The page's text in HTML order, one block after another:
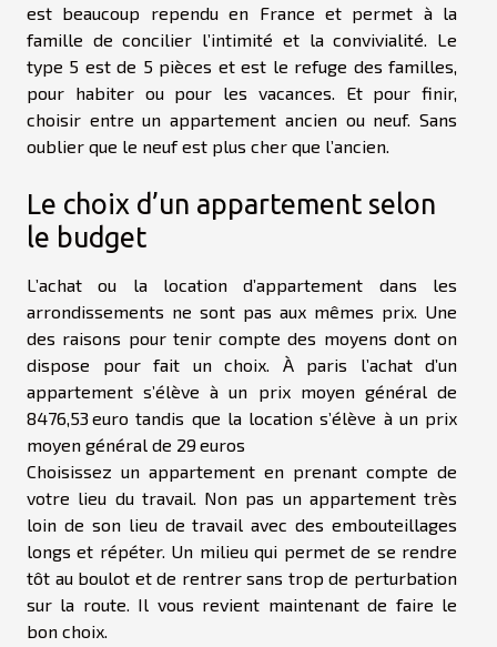
est beaucoup rependu en France et permet à la
famille de concilier l’intimité et la convivialité. Le
type 5 est de 5 pièces et est le refuge des familles,
pour habiter ou pour les vacances. Et pour finir,
choisir entre un appartement ancien ou neuf. Sans
oublier que le neuf est plus cher que l’ancien.
Le choix d’un appartement selon
le budget
L’achat ou la location d’appartement dans les
arrondissements ne sont pas aux mêmes prix. Une
des raisons pour tenir compte des moyens dont on
dispose pour fait un choix. À paris l’achat d’un
appartement s’élève à un prix moyen général de
8476,53 euro tandis que la location s’élève à un prix
moyen général de 29 euros
Choisissez un appartement en prenant compte de
votre lieu du travail. Non pas un appartement très
loin de son lieu de travail avec des embouteillages
longs et répéter. Un milieu qui permet de se rendre
tôt au boulot et de rentrer sans trop de perturbation
sur la route. Il vous revient maintenant de faire le
bon choix.